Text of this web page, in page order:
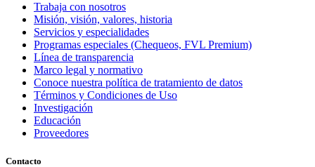
Trabaja con nosotros
Misión, visión, valores, historia
Servicios y especialidades
Programas especiales (Chequeos, FVL Premium)
Línea de transparencia
Marco legal y normativo
Conoce nuestra política de tratamiento de datos
Términos y Condiciones de Uso
Investigación
Educación
Proveedores
Contacto